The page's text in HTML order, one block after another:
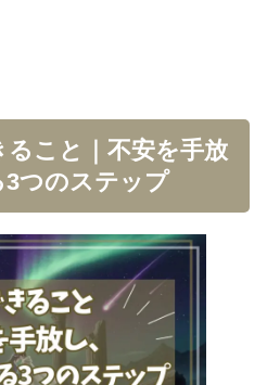
こと｜不安を手放
3つのステップ